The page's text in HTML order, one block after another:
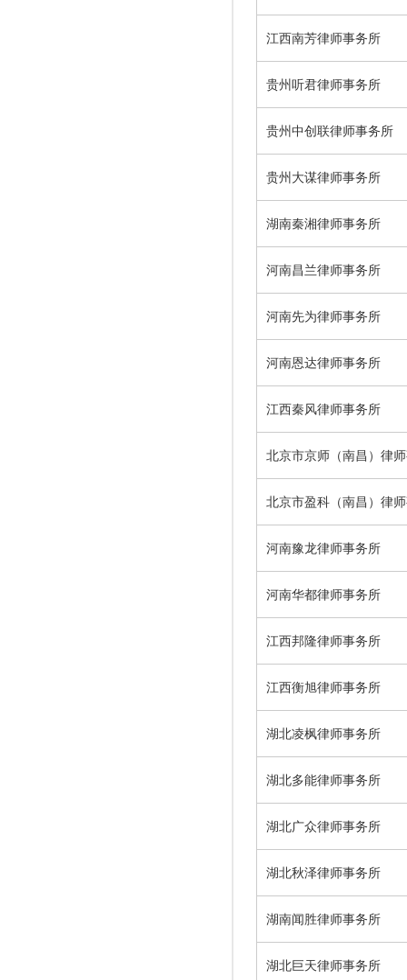
江西南芳律师事务所
贵州听君律师事务所
贵州中创联律师事务所
贵州大谋律师事务所
湖南秦湘律师事务所
河南昌兰律师事务所
河南先为律师事务所
河南恩达律师事务所
江西秦风律师事务所
北京市京师（南昌）律
北京市盈科（南昌）律
河南豫龙律师事务所
河南华都律师事务所
江西邦隆律师事务所
江西衡旭律师事务所
湖北凌枫律师事务所
湖北多能律师事务所
湖北广众律师事务所
湖北秋泽律师事务所
湖南闻胜律师事务所
湖北巨天律师事务所